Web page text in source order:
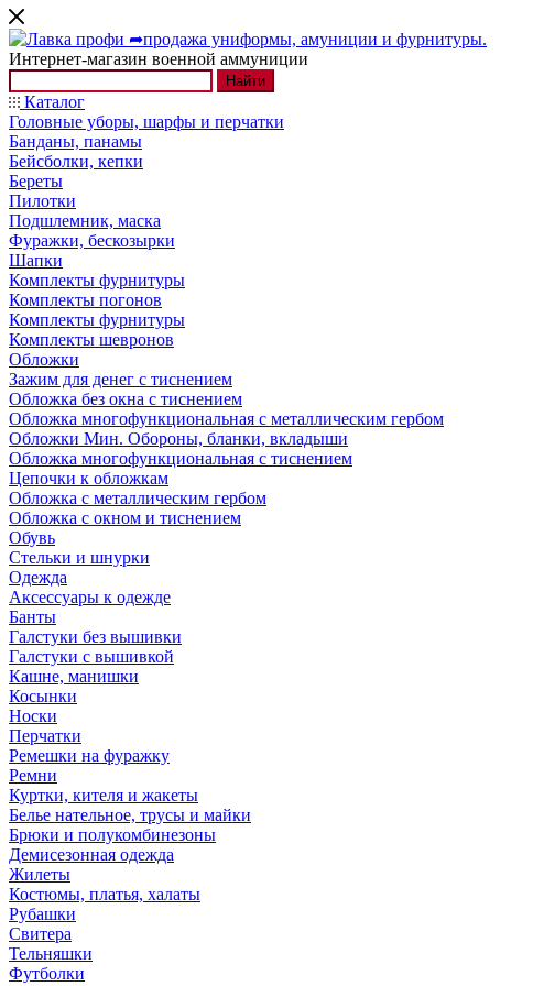
Интернет-магазин военной аммуниции
Найти
Каталог
Головные уборы, шарфы и перчатки
Банданы, панамы
Бейсболки, кепки
Береты
Пилотки
Подшлемник, маска
Фуражки, бескозырки
Шапки
Комплекты фурнитуры
Комплекты погонов
Комплекты фурнитуры
Комплекты шевронов
Обложки
Зажим для денег с тиснением
Обложка без окна с тиснением
Обложка многофункциональная с металлическим гербом
Обложки Мин. Обороны, бланки, вкладыши
Обложка многофункциональная с тиснением
Цепочки к обложкам
Обложка с металлическим гербом
Обложка с окном и тиснением
Обувь
Стельки и шнурки
Одежда
Аксессуары к одежде
Банты
Галстуки без вышивки
Галстуки с вышивкой
Кашне, манишки
Косынки
Носки
Перчатки
Ремешки на фуражку
Ремни
Куртки, кителя и жакеты
Белье нательное, трусы и майки
Брюки и полукомбинезоны
Демисезонная одежда
Жилеты
Костюмы, платья, халаты
Рубашки
Свитера
Тельняшки
Футболки